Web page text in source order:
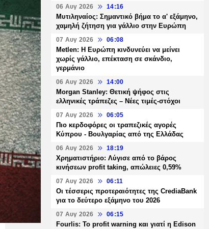
06 Αυγ 2026 14:16
Μυτιληναίος: Σημαντικό βήμα το α' εξάμηνο,
χαμηλή ζήτηση για γάλλιο στην Ευρώπη
07 Αυγ 2026 06:08
Metlen: Η Ευρώπη κινδυνεύει να μείνει
χωρίς γάλλιο, επέκταση σε σκάνδιο,
γερμάνιο
06 Αυγ 2026 14:00
Morgan Stanley: Θετική ψήφος στις
ελληνικές τράπεζες – Νέες τιμές-στόχοι
07 Αυγ 2026 06:05
Πιο κερδοφόρες οι τραπεζικές αγορές
Κύπρου - Βουλγαρίας από της Ελλάδας
06 Αυγ 2026 18:19
Χρηματιστήριο: Λύγισε από το βάρος
κινήσεων profit taking, απώλειες 0,59%
07 Αυγ 2026 06:11
Οι τέσσερις προτεραιότητες της CrediaBank
για το δεύτερο εξάμηνο του 2026
07 Αυγ 2026 06:15
Fourlis: Το profit warning και γιατί η Edison